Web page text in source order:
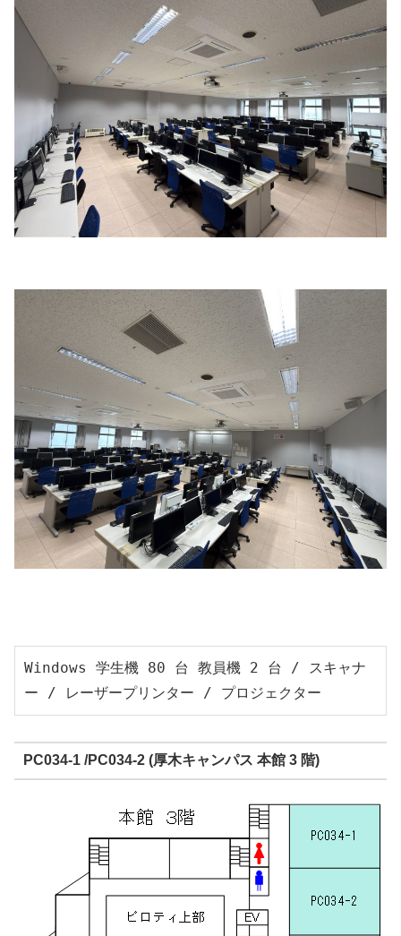
Windows 学生機 80 台 教員機 2 台 / スキャナ
ー / レーザープリンター / プロジェクター
PC034-1 /PC034-2 (厚木キャンパス 本館 3 階)